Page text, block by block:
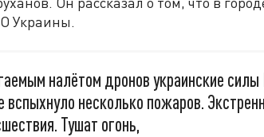
Украины.
налётом дронов украинские
вспыхнуло несколько пожаров.
Тушат огонь,